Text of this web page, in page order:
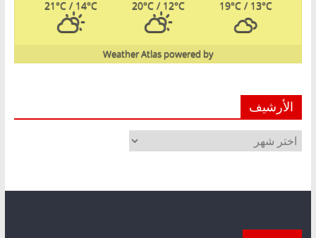
19°C/ 13°C
20°C / 12°C
21°C / 14°C
powered by
Weather Atlas
الأرشيف
الأرشيف